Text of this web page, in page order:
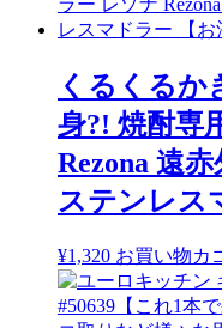
くるくるか
身?! 焼酎専
Rezona 遠
ステンレス
¥1,320 お買い物カ